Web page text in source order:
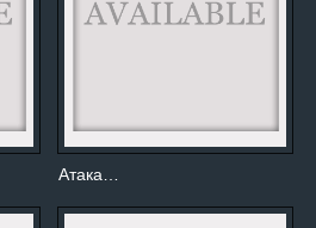
Атака…